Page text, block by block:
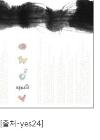
[출처-yes24]